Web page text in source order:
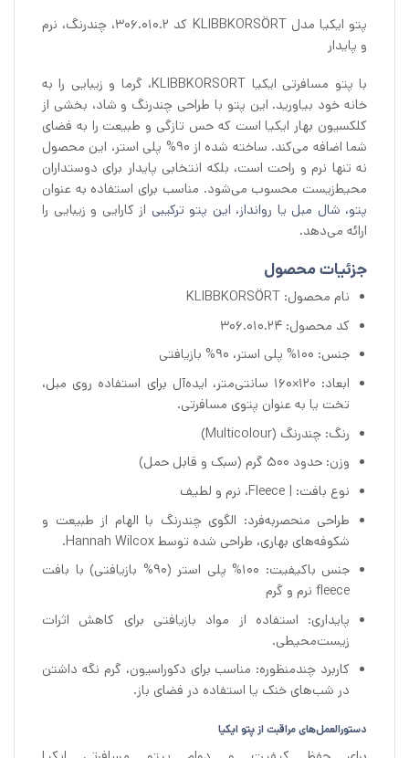
پتو ایکیا مدل KLIBBKORSÖRT کد 306.010.2، چندرنگ، نرم
و پایدار
با پتو مسافرتی ایکیا KLIBBKORSORT، گرما و زیبایی را به
خانه خود بیاورید. این پتو با طراحی چندرنگ و شاد، بخشی از
کلکسیون بهار ایکیا است که حس تازگی و طبیعت را به فضای
شما اضافه می‌کند. ساخته شده از 90% پلی استر، این محصول
نه تنها نرم و راحت است، بلکه انتخابی پایدار برای دوستداران
محیط‌زیست محسوب می‌شود. مناسب برای استفاده به عنوان
پتو، شال مبل یا روانداز، این پتو ترکیبی از کارایی و زیبایی را
ارائه می‌دهد.
جزئیات محصول
نام محصول: KLIBBKORSÖRT
کد محصول: 306.010.24
جنس: 100% پلی استر، 90% بازیافتی
ابعاد: 120×160 سانتی‌متر، ایده‌آل برای استفاده روی مبل،
تخت یا به عنوان پتوی مسافرتی.
رنگ: چندرنگ (Multicolour)
وزن: حدود 500 گرم (سبک و قابل حمل)
نوع بافت: | Fleece، نرم و لطیف
طراحی منحصربه‌فرد: الگوی چندرنگ با الهام از طبیعت و
شکوفه‌های بهاری، طراحی شده توسط Hannah Wilcox.
جنس باکیفیت: 100% پلی استر (90% بازیافتی) با بافت
fleece نرم و گرم
پایداری: استفاده از مواد بازیافتی برای کاهش اثرات
زیست‌محیطی.
کاربرد چندمنظوره: مناسب برای دکوراسیون، گرم نگه داشتن
در شب‌های خنک یا استفاده در فضای باز.
دستورالعمل‌های مراقبت از پتو ایکیا